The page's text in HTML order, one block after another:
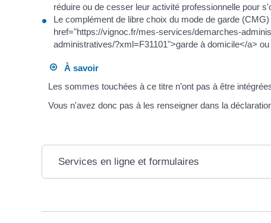
réduire ou de cesser leur activité professionnelle pour
Le complément de libre choix du mode de garde
href="https://vignoc.fr/mes-services/demarches-
administratives/?xml=F31101">garde à domicile</a>
À savoir
Les sommes touchées à ce titre n’ont pas à être
Vous n'avez donc pas à les renseigner dans la
Services en ligne et formulaires